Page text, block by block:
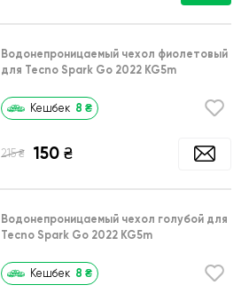
Водонепроницаемый чехол фиолетовый
для Tecno Spark Go 2022 KG5m
Кешбек 8 ₴
215 ₴ 150 ₴
Водонепроницаемый чехол голубой для
Tecno Spark Go 2022 KG5m
Кешбек 8 ₴